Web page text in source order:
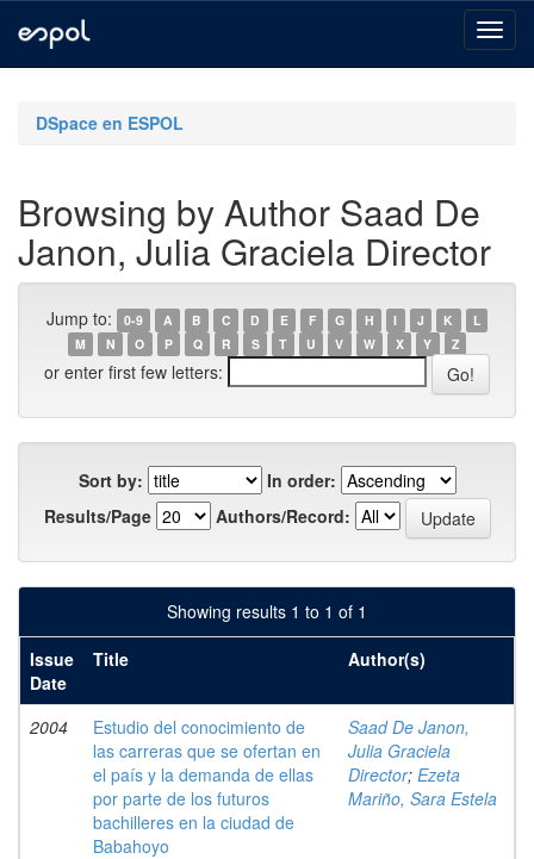
navigationDSpace en ESPOL
Browsing by Author Saad De
Janon, Julia Graciela Director
Jump to: 0-9 A B C D E F G H I J K
L
M
N O P Q R S T U V W X Y Z
or enter first few letters:
Sort by:
In order:
Results/Page
Authors/Record:
Showing results 1 to 1 of 1
Issue
Date
Title Author(s)
2004
Estudio del conocimiento de
las carreras que se ofertan en
el país y la demanda de ellas
por parte de los futuros
bachilleres en la ciudad de
Babahoyo
Saad De Janon,
Julia Graciela
Director; Ezeta
Mariño, Sara Estela